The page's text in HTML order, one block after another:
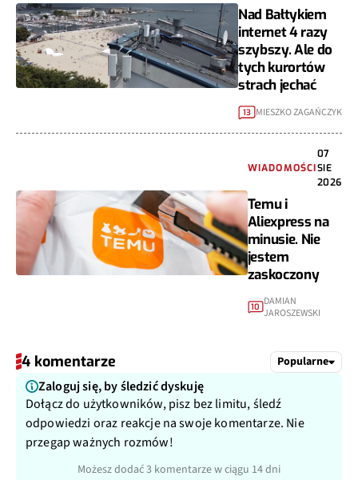
Nad Bałtykiem
internet 4 razy
szybszy. Ale do
tych kurortów
strach jechać
13 MIESZKO ZAGAŃCZYK
WIADOMOŚCI
07
SIE
2026
Temu i
Aliexpress na
minusie. Nie
jestem
zaskoczony
10 DAMIAN
JAROSZEWSKI
4 komentarze Popularne
Zaloguj się, by śledzić dyskuję
Dołącz do użytkowników, pisz bez limitu, śledź
odpowiedzi oraz reakcje na swoje komentarze. Nie
przegap ważnych rozmów!
Możesz dodać 3 komentarze w ciągu 14 dni